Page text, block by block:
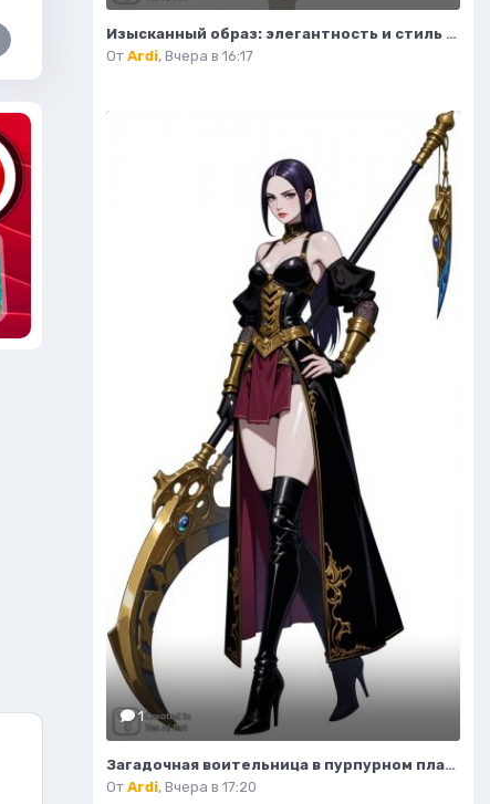
Изысканный образ: элегантность и стиль в современной иллюстрации моды. Нейросеть Flux.1
От Ardi, Вчера в 16:17
1
Загадочная воительница в пурпурном платье и с серповидным клинком. Нейронная сеть Flux 1
От Ardi, Вчера в 17:20